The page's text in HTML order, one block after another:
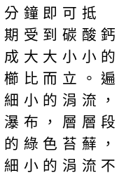
鐘即可抵
受到碳酸鈣
大大小小的
比而立。遍
小的涓流，
布，層層段
綠色苔蘚，
小的涓流不